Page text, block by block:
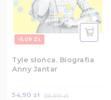
-5,09 ZŁ
Tyle słońca. Biografia
Anny Jantar
54,90 zł 59,99 zł